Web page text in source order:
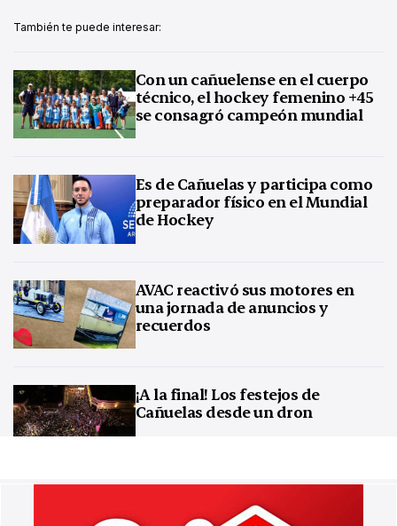
También te puede interesar:
Con un cañuelense en el cuerpo
técnico, el hockey femenino +45
se consagró campeón mundial
Es de Cañuelas y participa como
preparador físico en el Mundial
de Hockey
AVAC reactivó sus motores en
una jornada de anuncios y
recuerdos
¡A la final! Los festejos de
Cañuelas desde un dron